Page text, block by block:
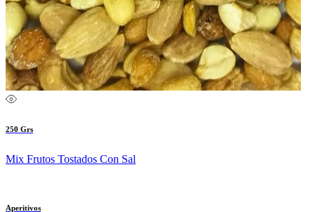
250 Grs
Mix Frutos Tostados Con Sal
Aperitivos